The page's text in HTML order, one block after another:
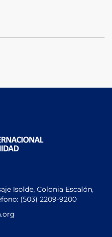
Isolde, Colonia Escalón,
(503) 2209-9200